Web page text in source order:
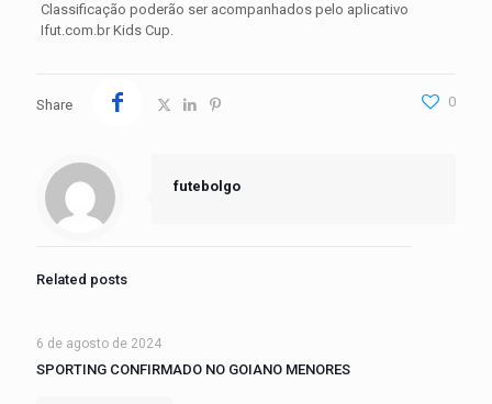
Classificação poderão ser acompanhados pelo aplicativo
Ifut.com.br Kids Cup.
Share 0
futebolgo
Related posts
6 de agosto de 2024
SPORTING CONFIRMADO NO GOIANO MENORES